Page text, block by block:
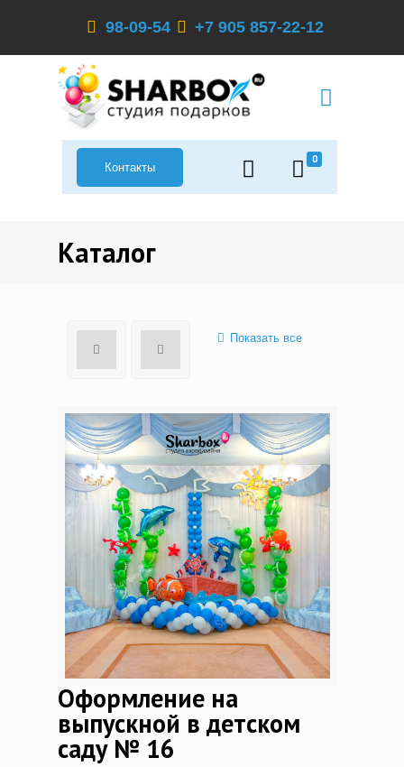
98-09-54 +7 905 857-22-12
0
Контакты
Каталог
Показать все
Оформление на
выпускной в детском
саду № 16